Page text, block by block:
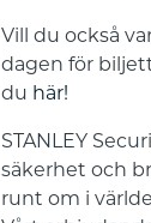
Vill du också
dagen för
du här!
STANLEY
säkerhet och
runt om i